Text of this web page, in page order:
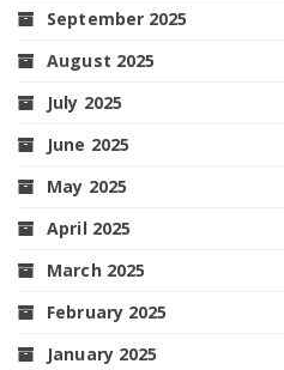
September 2025
August 2025
July 2025
June 2025
May 2025
April 2025
March 2025
February 2025
January 2025